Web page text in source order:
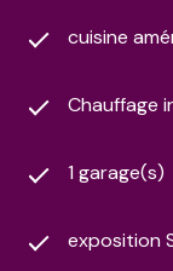
cuisine
Chauffage
1 garage(s)
exposition